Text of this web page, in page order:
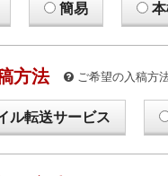
簡易
方法 ご希望の入稿方
ル転送サービス